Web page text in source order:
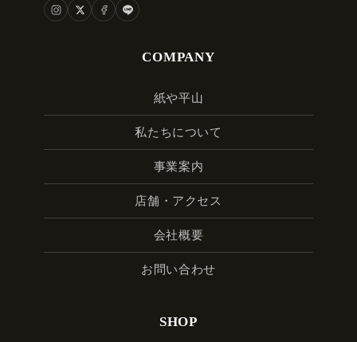
COMPANY
紙や平山
私たちについて
事業案内
店舗・アクセス
会社概要
お問い合わせ
SHOP